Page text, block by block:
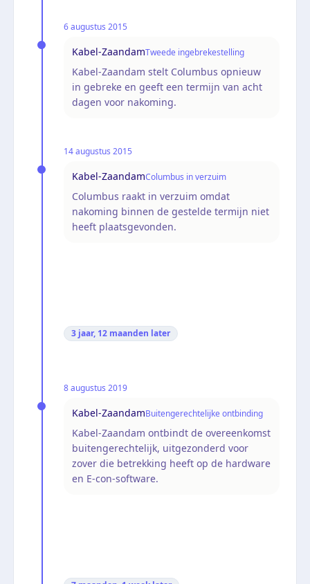
6 augustus 2015
Kabel-ZaandamTweede ingebrekestelling
Kabel-Zaandam stelt Columbus opnieuw
in gebreke en geeft een termijn van acht
dagen voor nakoming.
14 augustus 2015
Kabel-ZaandamColumbus in verzuim
Columbus raakt in verzuim omdat
nakoming binnen de gestelde termijn niet
heeft plaatsgevonden.
3 jaar, 12 maanden later
8 augustus 2019
Kabel-ZaandamBuitengerechtelijke ontbinding
Kabel-Zaandam ontbindt de overeenkomst
buitengerechtelijk, uitgezonderd voor
zover die betrekking heeft op de hardware
en E-con-software.